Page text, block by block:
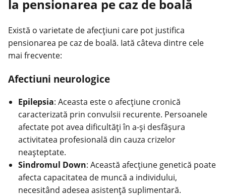
la pensionarea pe caz de boală
Există o varietate de afecțiuni care pot justifica
pensionarea pe caz de boală. Iată câteva dintre cele
mai frecvente:
Afectiuni neurologice
Epilepsia: Aceasta este o afecțiune cronică
caracterizată prin convulsii recurente. Persoanele
afectate pot avea dificultăți în a-și desfășura
activitatea profesională din cauza crizelor
neașteptate.
Sindromul Down: Această afecțiune genetică poate
afecta capacitatea de muncă a individului,
necesitând adesea asistență suplimentară.